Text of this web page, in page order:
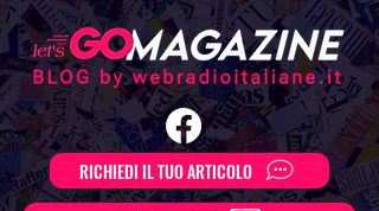
RICHIEDI IL TUO ARTICOLO